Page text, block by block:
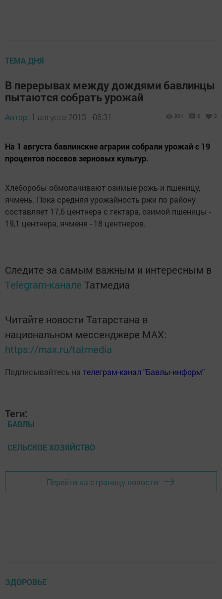
ТЕМА ДНЯ
В перерывах между дождями бавлинцы
пытаются собрать урожай
Автор, 1 августа 2013 - 06:31 804 0 0
На 1 августа бавлинские аграрии собрали урожай с 19
процентов посевов зерновых культур.
Хлеборобы обмолачивают озимые рожь и пшеницу,
ячмень. Пока средняя урожайность ржи по району
составляет 17,6 центнера с гектара, озимой пшеницы -
19,1 центнера, ячменя - 18 центнеров.
Следите за самым важным и интересным в
Telegram-канале Татмедиа
Читайте новости Татарстана в
национальном мессенджере MАХ:
https://max.ru/tatmedia
Подписывайтесь на телеграм-канал "Бавлы-информ"
Теги:
БАВЛЫ
СЕЛЬСКОЕ ХОЗЯЙСТВО
Перейти на страницу новости
ЗДОРОВЬЕ